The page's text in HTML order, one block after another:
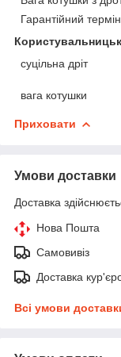
Гарантійний термін
суцільна дріт
вага котушки
Приховати
Умови доставки
Доставка
Нова Пошта
Самовивіз
Доставка
Всі умови